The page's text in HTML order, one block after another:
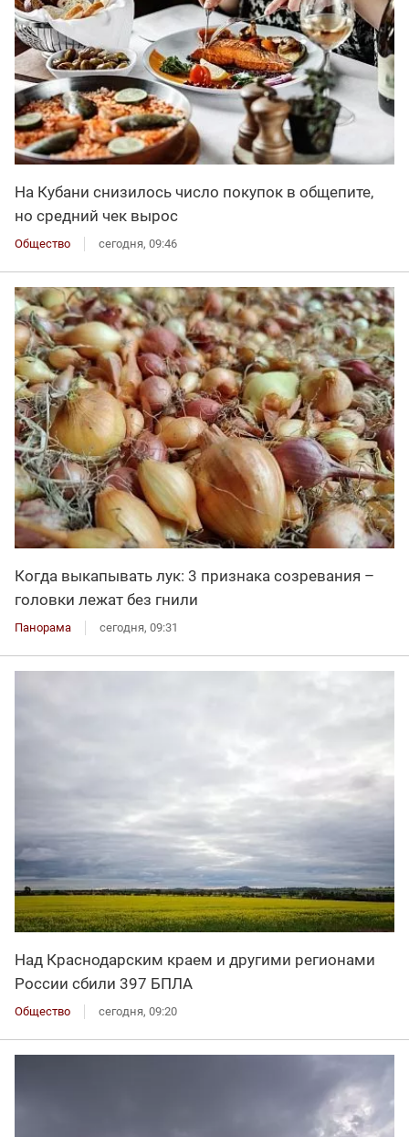
На Кубани снизилось число покупок в общепите,
но средний чек вырос
Общество сегодня, 09:46
Когда выкапывать лук: 3 признака созревания –
головки лежат без гнили
Панорама сегодня, 09:31
Над Краснодарским краем и другими регионами
России сбили 397 БПЛА
Общество сегодня, 09:20